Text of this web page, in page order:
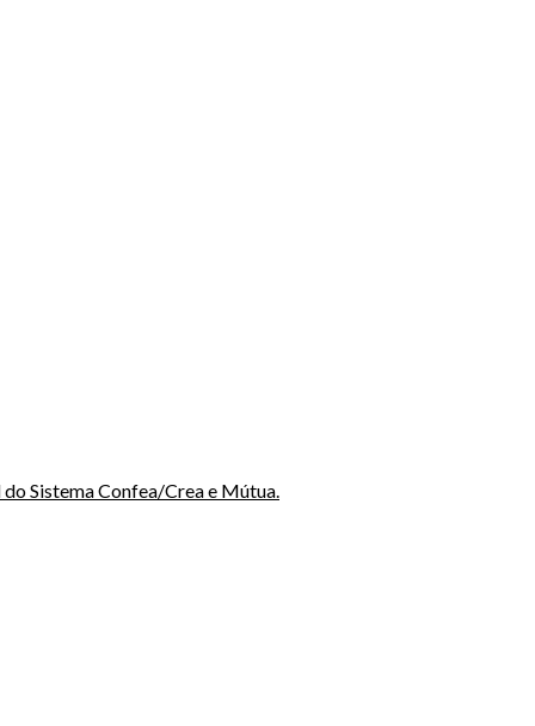
Sistema Confea/Crea e Mútua.